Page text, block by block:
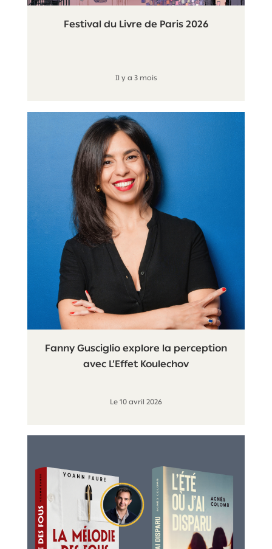
Festival du Livre de Paris 2026
Il y a 3 mois
Fanny Gusciglio explore la perception
avec L’Effet Koulechov
Le 10 avril 2026